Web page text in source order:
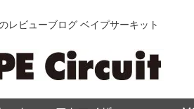
レビューブログ ベイプサーキット